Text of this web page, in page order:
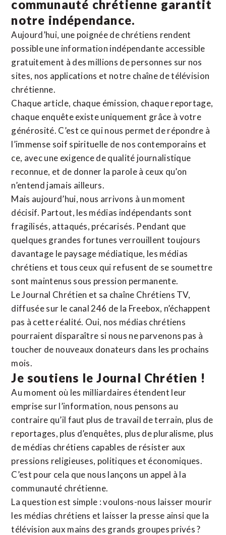
communauté chrétienne garantit
notre indépendance.
Aujourd’hui, une poignée de chrétiens rendent
possible une information indépendante accessible
gratuitement à des millions de personnes sur nos
sites, nos applications et notre chaîne de télévision
chrétienne.
Chaque article, chaque émission, chaque reportage,
chaque enquête existe uniquement grâce à votre
générosité. C’est ce qui nous permet de répondre à
l’immense soif spirituelle de nos contemporains et
ce, avec une exigence de qualité journalistique
reconnue, et de donner la parole à ceux qu’on
n’entend jamais ailleurs.
Mais aujourd’hui, nous arrivons à un moment
décisif. Partout, les médias indépendants sont
fragilisés, attaqués, précarisés. Pendant que
quelques grandes fortunes verrouillent toujours
davantage le paysage médiatique, les médias
chrétiens et tous ceux qui refusent de se soumettre
sont maintenus sous pression permanente.
Le Journal Chrétien et sa chaîne Chrétiens TV,
diffusée sur le canal 246 de la Freebox, n’échappent
pas à cette réalité. Oui, nos médias chrétiens
pourraient disparaître si nous ne parvenons pas à
toucher de nouveaux donateurs dans les prochains
mois.
Je soutiens le Journal Chrétien !
Au moment où les milliardaires étendent leur
emprise sur l’information, nous pensons au
contraire qu’il faut plus de travail de terrain, plus de
reportages, plus d’enquêtes, plus de pluralisme, plus
de médias chrétiens capables de résister aux
pressions religieuses, politiques et économiques.
C’est pour cela que nous lançons un appel à la
communauté chrétienne.
La question est simple : voulons-nous laisser mourir
les médias chrétiens et laisser la presse ainsi que la
télévision aux mains des grands groupes privés ?